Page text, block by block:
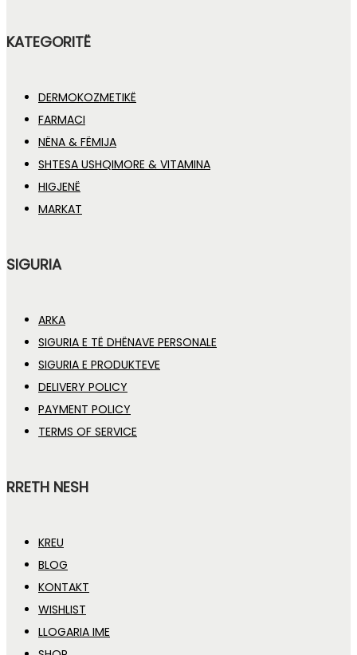
KATEGORITË
DERMOKOZMETIKË
FARMACI
NËNA & FËMIJA
SHTESA USHQIMORE & VITAMINA
HIGJENË
MARKAT
SIGURIA
ARKA
SIGURIA E TË DHËNAVE PERSONALE
SIGURIA E PRODUKTEVE
DELIVERY POLICY
PAYMENT POLICY
TERMS OF SERVICE
RRETH NESH
KREU
BLOG
KONTAKT
WISHLIST
LLOGARIA IME